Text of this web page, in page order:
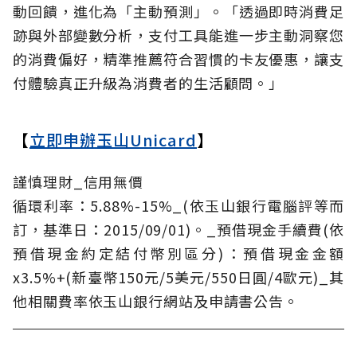
動回饋，進化為「主動預測」。「透過即時消費足
跡與外部變數分析，支付工具能進一步主動洞察您
的消費偏好，精準推薦符合習慣的卡友優惠，讓支
付體驗真正升級為消費者的生活顧問。」
【立即申辦玉山Unicard】
謹慎理財_信用無價
循環利率：5.88%-15%_(依玉山銀行電腦評等而
訂，基準日：2015/09/01)。_預借現金手續費(依
預借現金約定結付幣別區分)：預借現金金額
x3.5%+(新臺幣150元/5美元/550日圓/4歐元)_其
他相關費率依玉山銀行網站及申請書公告。